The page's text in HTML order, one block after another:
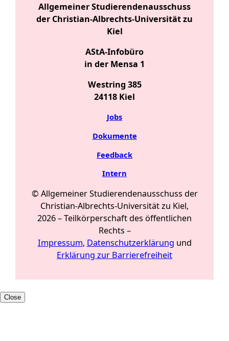
Allgemeiner Studierendenausschuss
der Christian-Albrechts-Universität zu
Kiel
AStA-Infobüro
in der Mensa 1
Westring 385
24118 Kiel
Jobs
Dokumente
Feedback
Intern
© Allgemeiner Studierendenausschuss der
Christian-Albrechts-Universität zu Kiel,
2026 –Teilkörperschaft des öffentlichen
Rechts –
Impressum, Datenschutzerklärung und
Erklärung zur Barrierefreiheit
Close